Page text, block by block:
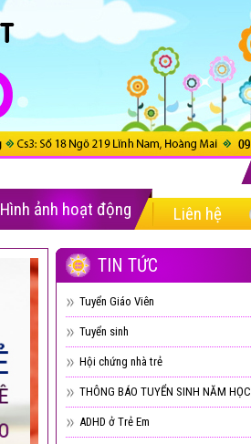
Hình ảnh hoạt động Liên hệ
TIN TỨC
Tuyển Giáo Viên
Tuyển sinh
Hội chứng nhà trẻ
THÔNG BÁO TUYỂN SINH NĂM HỌC
ADHD ở Trẻ Em